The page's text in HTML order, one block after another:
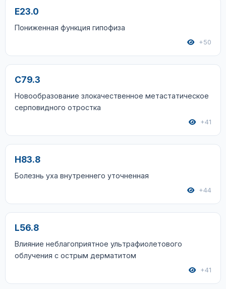
E23.0
Пониженная функция гипофиза
+50
C79.3
Новообразование злокачественное метастатическое
серповидного отростка
+41
H83.8
Болезнь уха внутреннего уточненная
+44
L56.8
Влияние неблагоприятное ультрафиолетового
облучения с острым дерматитом
+41